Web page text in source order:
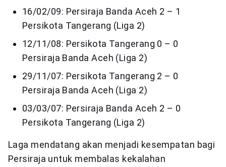
16/02/09: Persiraja Banda Aceh 2 – 1
Persikota Tangerang (Liga 2)
12/11/08: Persikota Tangerang 0 – 0
Persiraja Banda Aceh (Liga 2)
29/11/07: Persikota Tangerang 2 – 0
Persiraja Banda Aceh (Liga 2)
03/03/07: Persiraja Banda Aceh 2 – 0
Persikota Tangerang (Liga 2)
Laga mendatang akan menjadi kesempatan bagi
Persiraja untuk membalas kekalahan